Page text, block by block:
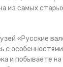
из самых
«Русские
с
и побываете